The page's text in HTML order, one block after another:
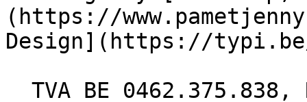
(https://
Design](https://